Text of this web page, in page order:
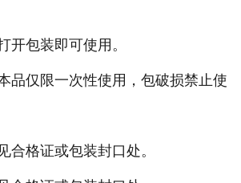
开包装即可使用。
品仅限一次性使用，包破损禁止使
合格证或包装封口处。